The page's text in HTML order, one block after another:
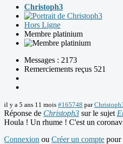
Christoph3
Hors Ligne
Membre platinium
Messages : 2173
Remerciements reçus 521
il y a 5 ans 11 mois #165748 par
Réponse de Christoph3 sur le sujet
Houla ! Un rhume ! C'est un
Connexion ou Créer un compte pour